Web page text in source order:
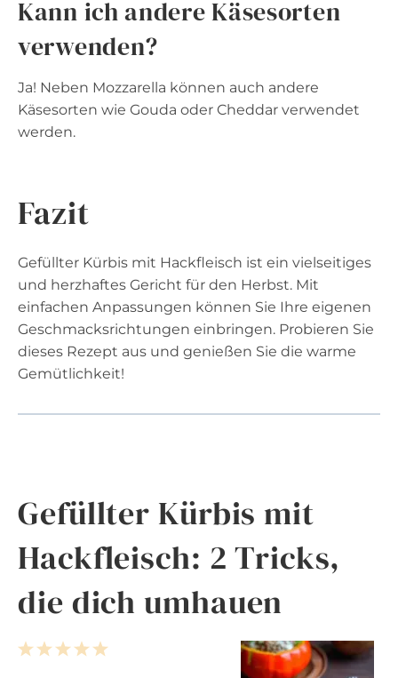
Kann ich andere Käsesorten
verwenden?
Ja! Neben Mozzarella können auch andere
Käsesorten wie Gouda oder Cheddar verwendet
werden.
Fazit
Gefüllter Kürbis mit Hackfleisch ist ein vielseitiges
und herzhaftes Gericht für den Herbst. Mit
einfachen Anpassungen können Sie Ihre eigenen
Geschmacksrichtungen einbringen. Probieren Sie
dieses Rezept aus und genießen Sie die warme
Gemütlichkeit!
Gefüllter Kürbis mit
Hackfleisch: 2 Tricks,
die dich umhauen
5
4
3
2
1